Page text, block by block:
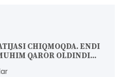
CHIQMOQDA. ENDI
QAROR OLDINDI...